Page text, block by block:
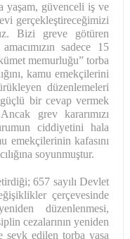
yaşam, güvenceli iş ve
gerçekleştireceğimizi
Bizi greve götüren
sadece 15
memurluğu” torba
kamu emekçilerini
düzenlemeleri
güçlü bir cevap vermek
grev kararımızı
ciddiyetini hala
emekçilerinin kafasını
soyunmuştur.
657 sayılı Devlet
çerçevesinde
düzenlenmesi,
cezalarının yeniden
sevk edilen torba yasa